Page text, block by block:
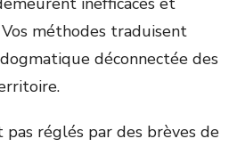
méthodes traduisent
déconnectée des
pas réglés par des brèves de